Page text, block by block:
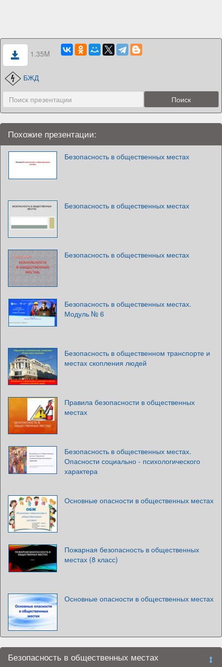
1.35M
БЖД
Похожие презентации:
Безопасность в общественных местах
Безопасность в общественных местах
Безопасность в общественных местах
Безопасность в общественных местах.
Модуль № 6
Безопасность в общественном транспорте и
местах скопления людей
Правила безопасности в общественных
местах
Безопасность в общественных местах.
Опасности социально - психологического
характера
Основные опасности в общественных местах
Пожарная безопасность в общественных
местах (8 класс)
Основные опасности в общественных местах
Безопасность в общественных местах